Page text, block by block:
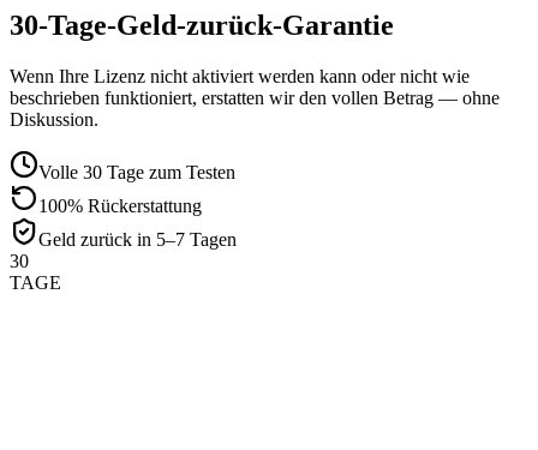
30-Tage-Geld-zurück-Garantie
Wenn Ihre Lizenz nicht aktiviert werden kann oder nicht wie
beschrieben funktioniert, erstatten wir den vollen Betrag — ohne
Diskussion.
Volle 30 Tage zum Testen
100% Rückerstattung
Geld zurück in 5–7 Tagen
30
TAGE